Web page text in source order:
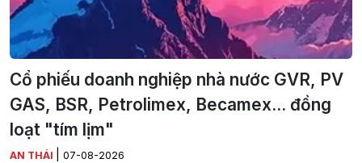
Cổ phiếu doanh nghiệp nhà nước GVR, PV
GAS, BSR, Petrolimex, Becamex... đồng
loạt "tím lịm"
AN THÁI 07-08-2026